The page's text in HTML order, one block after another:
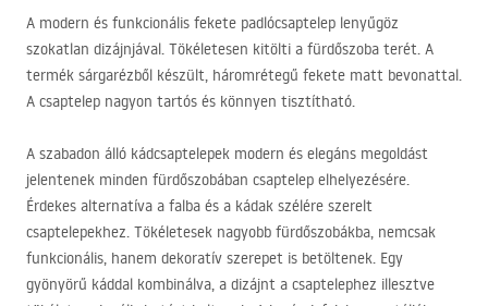
A modern és funkcionális fekete padlócsaptelep lenyűgöz
szokatlan dizájnjával. Tökéletesen kitölti a fürdőszoba terét. A
termék sárgarézből készült, háromrétegű fekete matt bevonattal.
A csaptelep nagyon tartós és könnyen tisztítható.
A szabadon álló kádcsaptelepek modern és elegáns megoldást
jelentenek minden fürdőszobában csaptelep elhelyezésére.
Érdekes alternatíva a falba és a kádak szélére szerelt
csaptelepekhez. Tökéletesek nagyobb fürdőszobákba, nemcsak
funkcionális, hanem dekoratív szerepet is betöltenek. Egy
gyönyörű káddal kombinálva, a dizájnt a csaptelephez illesztve